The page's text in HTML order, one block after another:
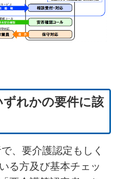
れかの要件に該
、要介護認定もしく
る方及び基本チェッ